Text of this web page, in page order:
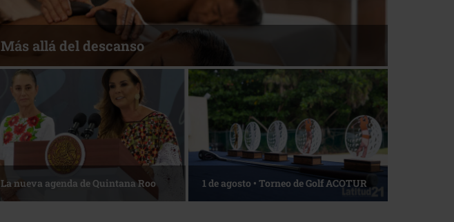
Energía que Impulsa la competitividad
Reconocimiento de viajeros La esencia del servicio